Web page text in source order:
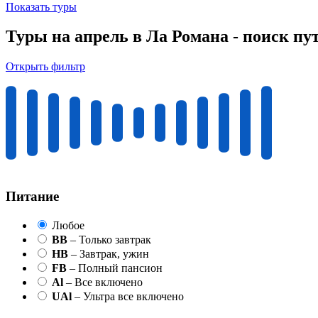
Показать туры
Туры на апрель в Ла Романа - поиск
Открыть фильтр
Питание
Любое
BB – Только завтрак
HB – Завтрак, ужин
FB – Полный пансион
Al – Все включено
UAl – Ультра все включено